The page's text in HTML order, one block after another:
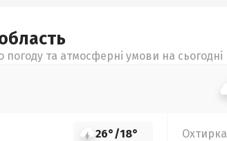
та атмосферні умови на сьогодні
26°/18° Охтирка